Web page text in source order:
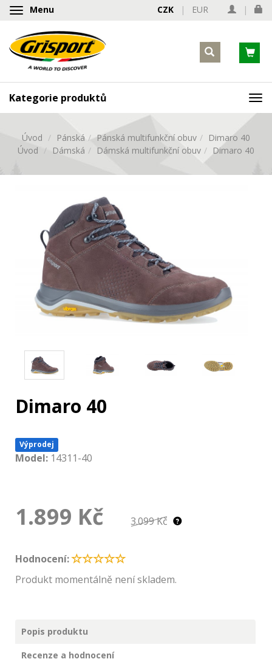
Zobrazit/skrýt
Menu CZK | EUR |
Kategorie produktů
Úvod Pánská Pánská multifunkční obuv
Dimaro 40
Úvod
Dámská Dámská multifunkční obuv Dimaro 40
Dimaro 40
Výprodej
Model: 14311-40
1.899 Kč 3.099 Kč
Hodnocení:
Produkt momentálně není skladem.
Popis produktu
Recenze a hodnocení